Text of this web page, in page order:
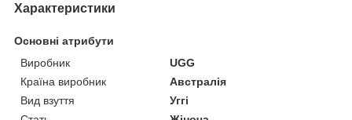
Характеристики
Основні атрибути
Виробник
UGG
Країна виробник
Австралія
Вид взуття
Уггі